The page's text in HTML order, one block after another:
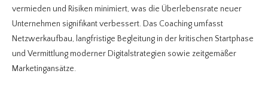
vermieden und Risiken minimiert, was die Überlebensrate neuer
Unternehmen signifikant verbessert. Das Coaching umfasst
Netzwerkaufbau, langfristige Begleitung in der kritischen Startphase
und Vermittlung moderner Digitalstrategien sowie zeitgemäßer
Marketingansätze.